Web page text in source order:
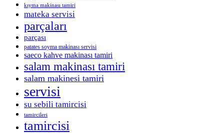
kıyma makinası tamiri
mateka servisi
parçaları
parçası
patates soyma makinası servisi
saeco kahve makinası tamiri
salam makinası tamiri
salam makinesi tamiri
servisi
su sebili tamircisi
tamircileri
tamircisi